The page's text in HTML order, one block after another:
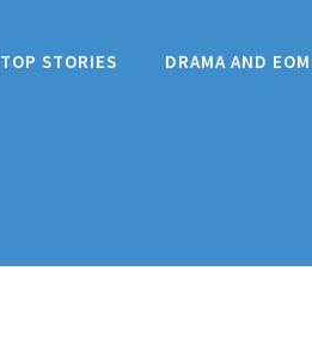
TOP STORIES DRAMA AND